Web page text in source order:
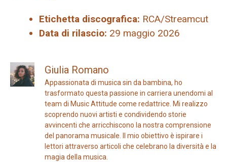
Etichetta discografica: RCA/Streamcut
Data di rilascio: 29 maggio 2026
Giulia Romano
Appassionata di musica sin da bambina, ho
trasformato questa passione in carriera unendomi al
team di Music Attitude come redattrice. Mi realizzo
scoprendo nuovi artisti e condividendo storie
avvincenti che arricchiscono la nostra comprensione
del panorama musicale. Il mio obiettivo è ispirare i
lettori attraverso articoli che celebrano la diversità e la
magia della musica.